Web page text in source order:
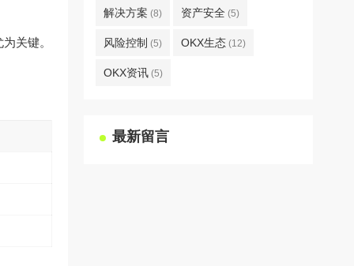
关键。
解决方案 (8) 资产安全 (5)
风险控制 (5) OKX生态 (12)
OKX资讯 (5)
最新留言